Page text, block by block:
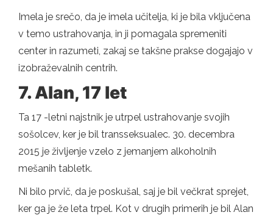
Imela je srečo, da je imela učitelja, ki je bila vključena
v temo ustrahovanja, in ji pomagala spremeniti
center in razumeti, zakaj se takšne prakse dogajajo v
izobraževalnih centrih.
7. Alan, 17 let
Ta 17 -letni najstnik je utrpel ustrahovanje svojih
sošolcev, ker je bil transseksualec. 30. decembra
2015 je življenje vzelo z jemanjem alkoholnih
mešanih tabletk.
Ni bilo prvič, da je poskušal, saj je bil večkrat sprejet,
ker ga je že leta trpel. Kot v drugih primerih je bil Alan